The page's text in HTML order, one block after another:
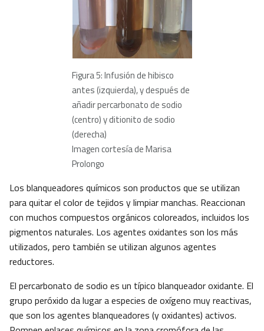
Figura 5: Infusión de hibisco
antes (izquierda), y después de
añadir percarbonato de sodio
(centro) y ditionito de sodio
(derecha)
Imagen cortesía de Marisa
Prolongo
Los blanqueadores químicos son productos que se utilizan
para quitar el color de tejidos y limpiar manchas. Reaccionan
con muchos compuestos orgánicos coloreados, incluidos los
pigmentos naturales. Los agentes oxidantes son los más
utilizados, pero también se utilizan algunos agentes
reductores.
El percarbonato de sodio es un típico blanqueador oxidante. El
grupo peróxido da lugar a especies de oxígeno muy reactivas,
que son los agentes blanqueadores (y oxidantes) activos.